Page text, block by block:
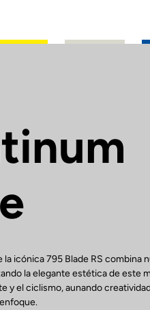
icónica 795 Blade RS combina
la elegante estética de este
y el ciclismo, aunando